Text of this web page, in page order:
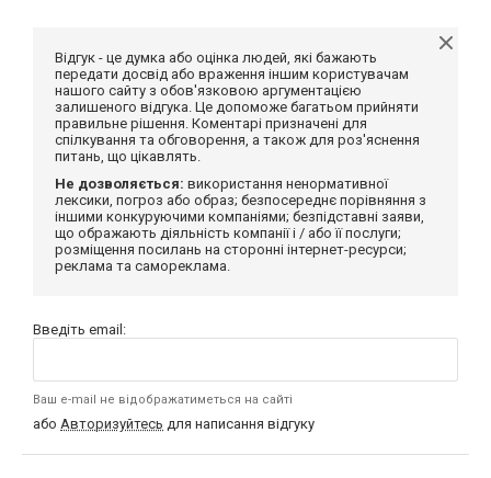
Відгук - це думка або оцінка людей, які бажають
передати досвід або враження іншим користувачам
нашого сайту з обов'язковою аргументацією
залишеного відгука. Це допоможе багатьом прийняти
правильне рішення. Коментарі призначені для
спілкування та обговорення, а також для роз'яснення
питань, що цікавлять.
Не дозволяється: використання ненормативної
лексики, погроз або образ; безпосереднє порівняння з
іншими конкуруючими компаніями; безпідставні заяви,
що ображають діяльність компанії і / або її послуги;
розміщення посилань на сторонні інтернет-ресурси;
реклама та самореклама.
Введіть email:
Ваш e-mail не відображатиметься на сайті
або Авторизуйтесь для написання відгуку